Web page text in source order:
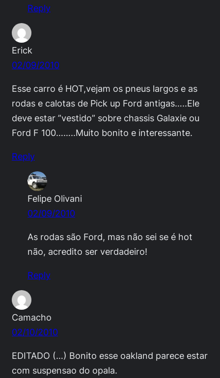
Reply
Erick
02/09/2010
Esse carro é HOT,vejam os pneus largos e as
rodas e calotas de Pick up Ford antigas…..Ele
deve estar ”vestido” sobre chassis Galaxie ou
Ford F 100……..Muito bonito e interessante.
Reply
Felipe Olivani
02/09/2010
As rodas são Ford, mas não sei se é hot
não, acredito ser verdadeiro!
Reply
Camacho
02/10/2010
EDITADO (…) Bonito esse oakland parece estar
com suspensao do opala.